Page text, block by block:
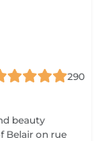
290
beauty
Belair on rue